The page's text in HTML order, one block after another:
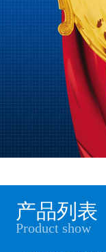
产品列表
Product show